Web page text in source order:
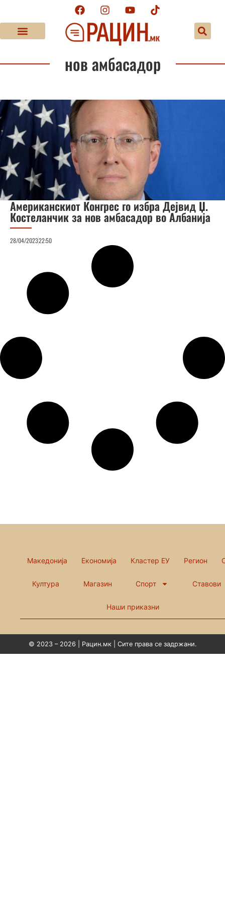
нов амбасадор
Американскиот Конгрес го избра Дејвид Џ.
Костеланчик за нов амбасадор во Албанија
28/04/202322:50
Македонија Економија Кластер ЕУ Регион
Култура Магазин Спорт Ставови
Наши приказни
© 2023 – 2026 | Рацин.мк | Сите права се задржани.